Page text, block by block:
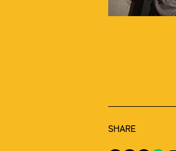
SHARE